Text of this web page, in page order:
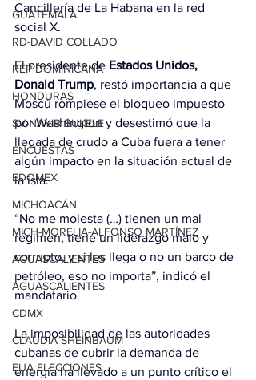
GUATEMALA
RD-DAVID COLLADO
REP DOMINICANA
HONDURAS
SV-NAYIB BUKELE
ENCUESTAS
EDOMEX
MICHOACÁN
MICH-MORELIA-ALFONSO MARTÍNEZ
AGUASCALIENTES
AGUASCALIENTES
CDMX
CLAUDIA SHEINBAUM
EUA ELECCIONES
Cancillería de La Habana en la red
social X.
El presidente de Estados Unidos,
Donald Trump, restó importancia a que
Moscú rompiese el bloqueo impuesto
por Washington y desestimó que la
llegada de crudo a Cuba fuera a tener
algún impacto en la situación actual de
la isla.
“No me molesta (…) tienen un mal
régimen, tiene un liderazgo malo y
corrupto, y si les llega o no un barco de
petróleo, eso no importa”, indicó el
mandatario.
La imposibilidad de las autoridades
cubanas de cubrir la demanda de
energía ha llevado a un punto crítico el